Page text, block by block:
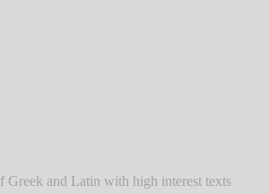
Greek and Latin with high interest texts